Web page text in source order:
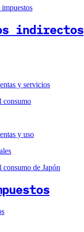
indirectos
y servicios
consumo
y uso
consumo de Japón